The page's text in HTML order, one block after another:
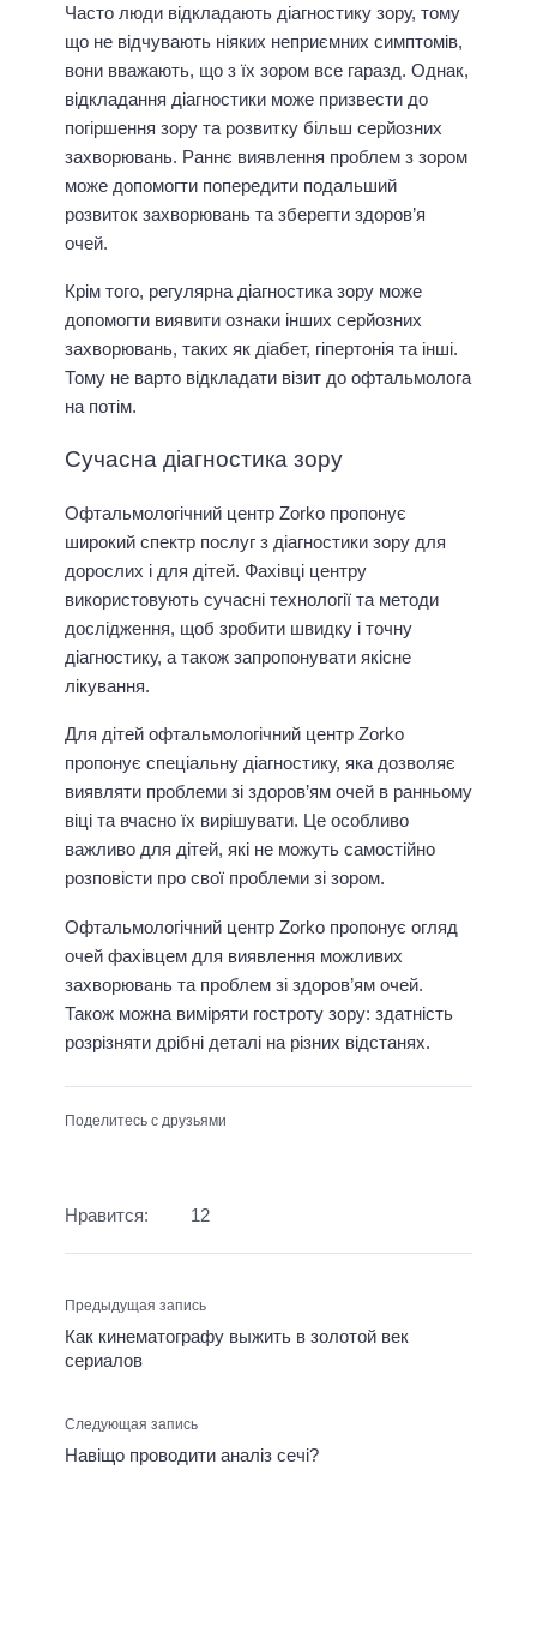
Часто люди відкладають діагностику зору, тому
що не відчувають ніяких неприємних симптомів,
вони вважають, що з їх зором все гаразд. Однак,
відкладання діагностики може призвести до
погіршення зору та розвитку більш серйозних
захворювань. Раннє виявлення проблем з зором
може допомогти попередити подальший
розвиток захворювань та зберегти здоров’я
очей.
Крім того, регулярна діагностика зору може
допомогти виявити ознаки інших серйозних
захворювань, таких як діабет, гіпертонія та інші.
Тому не варто відкладати візит до офтальмолога
на потім.
Сучасна діагностика зору
Офтальмологічний центр Zorko пропонує
широкий спектр послуг з діагностики зору для
дорослих і для дітей. Фахівці центру
використовують сучасні технології та методи
дослідження, щоб зробити швидку і точну
діагностику, а також запропонувати якісне
лікування.
Для дітей офтальмологічний центр Zorko
пропонує спеціальну діагностику, яка дозволяє
виявляти проблеми зі здоров’ям очей в ранньому
віці та вчасно їх вирішувати. Це особливо
важливо для дітей, які не можуть самостійно
розповісти про свої проблеми зі зором.
Офтальмологічний центр Zorko пропонує огляд
очей фахівцем для виявлення можливих
захворювань та проблем зі здоров’ям очей.
Також можна виміряти гостроту зору: здатність
розрізняти дрібні деталі на різних відстанях.
Поделитесь с друзьями
Нравится: 12
Предыдущая запись
Как кинематографу выжить в золотой век
сериалов
Следующая запись
Навіщо проводити аналіз сечі?